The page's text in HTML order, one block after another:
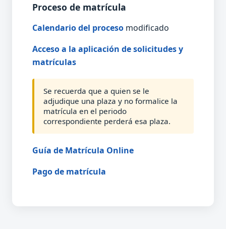
Proceso de matrícula
Calendario del proceso modificado
Acceso a la aplicación de solicitudes y
matrículas
Se recuerda que a quien se le
adjudique una plaza y no formalice la
matrícula en el periodo
correspondiente perderá esa plaza.
Guía de Matrícula Online
Pago de matrícula